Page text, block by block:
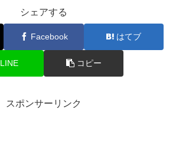
シェアする
Facebook はてブ
LINE コピー
スポンサーリンク